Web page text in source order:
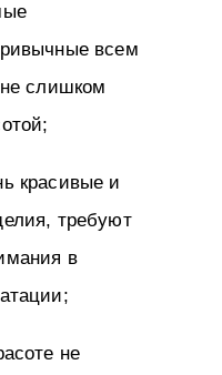
всем
слишком
красивые и
требуют
в
не